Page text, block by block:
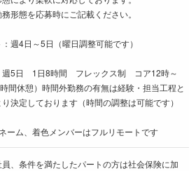
形態を応募時にご記載ください。
：週4日～5日（曜日調整可能です）
週5日 1日8時間 フレックス制 コア12時～
間休憩）時間外勤務の有無は経験・担当工程と
決定しております（時間の調整は可能です）
ーム、着色メンバーはフルリモートです
、条件を満たしたパートの方は社会保険に加